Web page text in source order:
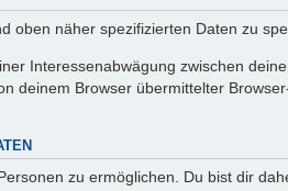
oben näher spezifizierten Daten zu
Interessenabwägung zwischen
deinem Browser übermittelter
zu ermöglichen. Du bist dir